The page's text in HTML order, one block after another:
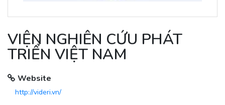
VIỆN NGHIÊN CỨU PHÁT
TRIỂN VIỆT NAM
Website
http://videri.vn/